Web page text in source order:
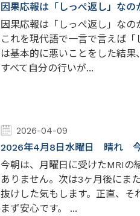
因果応報は「しっぺ返し」なの
因果応報は「しっぺ返し」な
これを現代語で一言で言えば
は基本的に悪いことをした結果
すべて自分の行いが...
2026-04-09
2026年4月8日水曜日 晴れ
今朝は、月曜日に受けたMRIの
ありません。次は3ヶ月後にま
抜けした気もします。正直、
まず安心です。 ...